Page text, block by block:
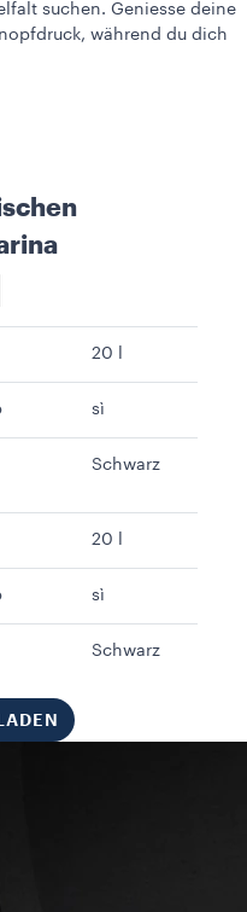
suchen. Geniesse deine
während du dich
20 l
sì
Schwarz
20 l
sì
Schwarz